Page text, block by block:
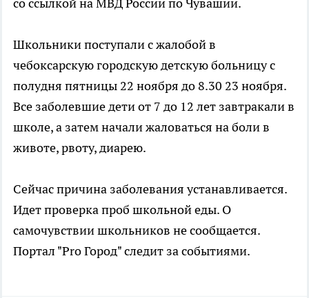
со ссылкой на МВД России по Чувашии.
Школьники поступали с жалобой в
чебоксарскую городскую детскую больницу с
полудня пятницы 22 ноября до 8.30 23 ноября.
Все заболевшие дети от 7 до 12 лет завтракали в
школе, а затем начали жаловаться на боли в
животе, рвоту, диарею.
Сейчас причина заболевания устанавливается.
Идет проверка проб школьной еды. О
самочувствии школьников не сообщается.
Портал "Pro Город" следит за событиями.